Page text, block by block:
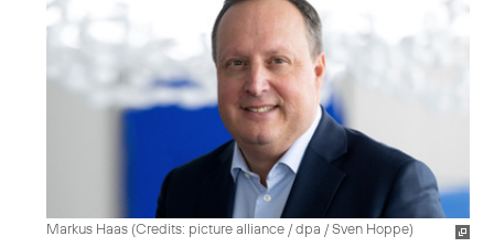
Markus Haas (Credits: picture alliance / dpa / Sven Hoppe)